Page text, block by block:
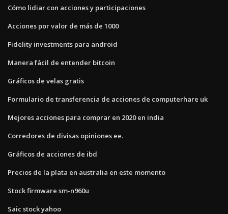
Cómo lidiar con acciones y participaciones
Acciones por valor de más de 1000
Fidelity investments para android
Manera fácil de entender bitcoin
Gráficos de velas gratis
Formulario de transferencia de acciones de computerhare uk
Mejores acciones para comprar en 2020 en india
Corredores de divisas opiniones ee.
Gráficos de acciones de ibd
Precios de la plata en australia en este momento
Stock firmware sm-n960u
Saic stock yahoo